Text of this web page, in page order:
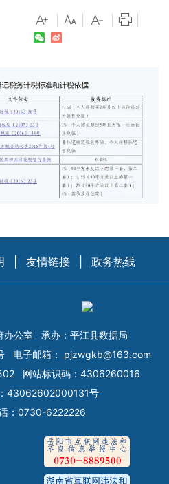
友情链接 政务热线
办公室
承办：平江县数据局
电子邮箱： pjzwgkb@163.com
网站标识码：4306260016
43062602000131号
：0730-6222226